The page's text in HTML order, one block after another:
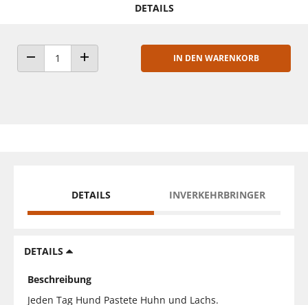
DETAILS
ANZAHL VERRINGERNANZAHL ERHÖHEN
IN DEN WARENKORB
DETAILS INVERKEHRBRINGER
DETAILS
Beschreibung
Jeden Tag Hund Pastete Huhn und Lachs.